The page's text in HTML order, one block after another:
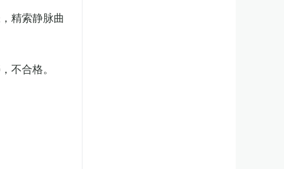
精索静脉曲
不合格。